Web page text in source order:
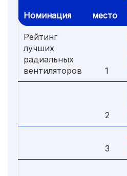
Номинация место
Рейтинг
лучших
радиальных
вентиляторов
1
2
3